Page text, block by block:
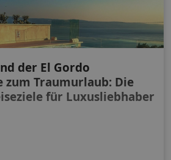
der El Gordo
Traumurlaub: Die
für Luxusliebhaber